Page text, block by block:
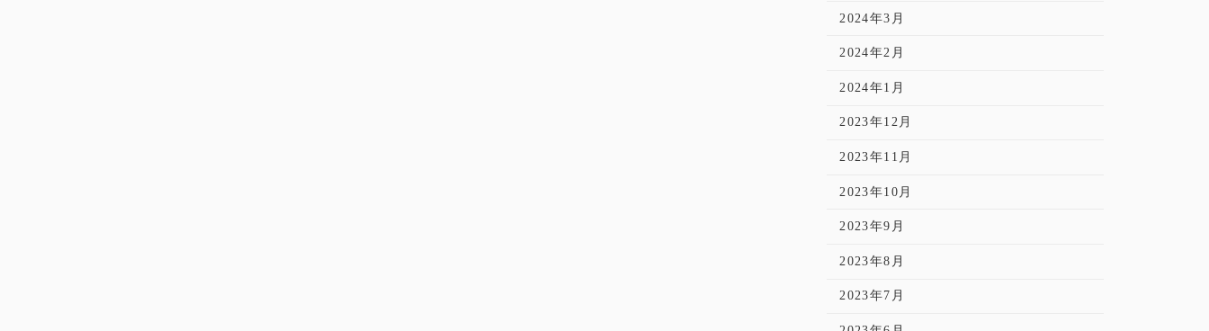
2024年3月
2024年2月
2024年1月
2023年12月
2023年11月
2023年10月
2023年9月
2023年8月
2023年7月